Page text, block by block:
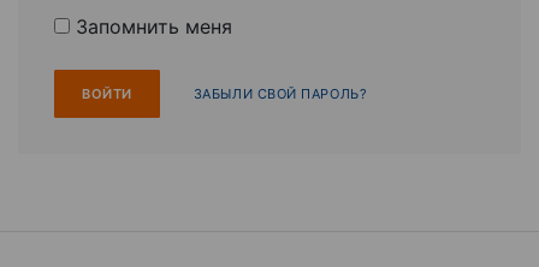
Запомнить меня
ЗАБЫЛИ СВОЙ ПАРОЛЬ?